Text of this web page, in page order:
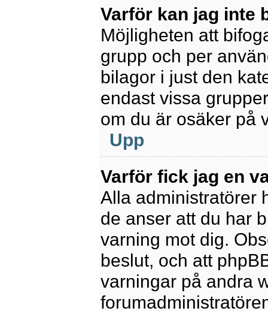
Varför kan jag inte
Möjligheten att
grupp och per
bilagor i just den
endast vissa
om du är osäker på
Upp
Varför fick jag en
Alla administratörer
de anser att du har
varning mot dig.
beslut, och att
varningar på andra